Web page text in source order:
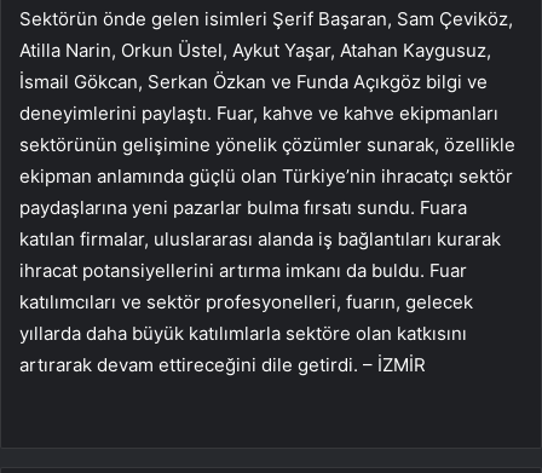
Sektörün önde gelen isimleri Şerif Başaran, Sam Çeviköz,
Atilla Narin, Orkun Üstel, Aykut Yaşar, Atahan Kaygusuz,
İsmail Gökcan, Serkan Özkan ve Funda Açıkgöz bilgi ve
deneyimlerini paylaştı. Fuar, kahve ve kahve ekipmanları
sektörünün gelişimine yönelik çözümler sunarak, özellikle
ekipman anlamında güçlü olan Türkiye’nin ihracatçı sektör
paydaşlarına yeni pazarlar bulma fırsatı sundu. Fuara
katılan firmalar, uluslararası alanda iş bağlantıları kurarak
ihracat potansiyellerini artırma imkanı da buldu. Fuar
katılımcıları ve sektör profesyonelleri, fuarın, gelecek
yıllarda daha büyük katılımlarla sektöre olan katkısını
artırarak devam ettireceğini dile getirdi. – İZMİR